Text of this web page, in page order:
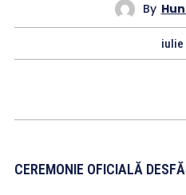
By
iulie
CEREMONIE OFICIALĂ